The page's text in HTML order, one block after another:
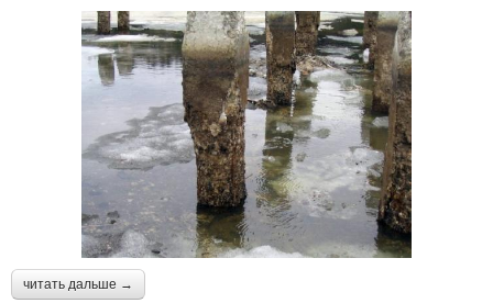
читать дальше →